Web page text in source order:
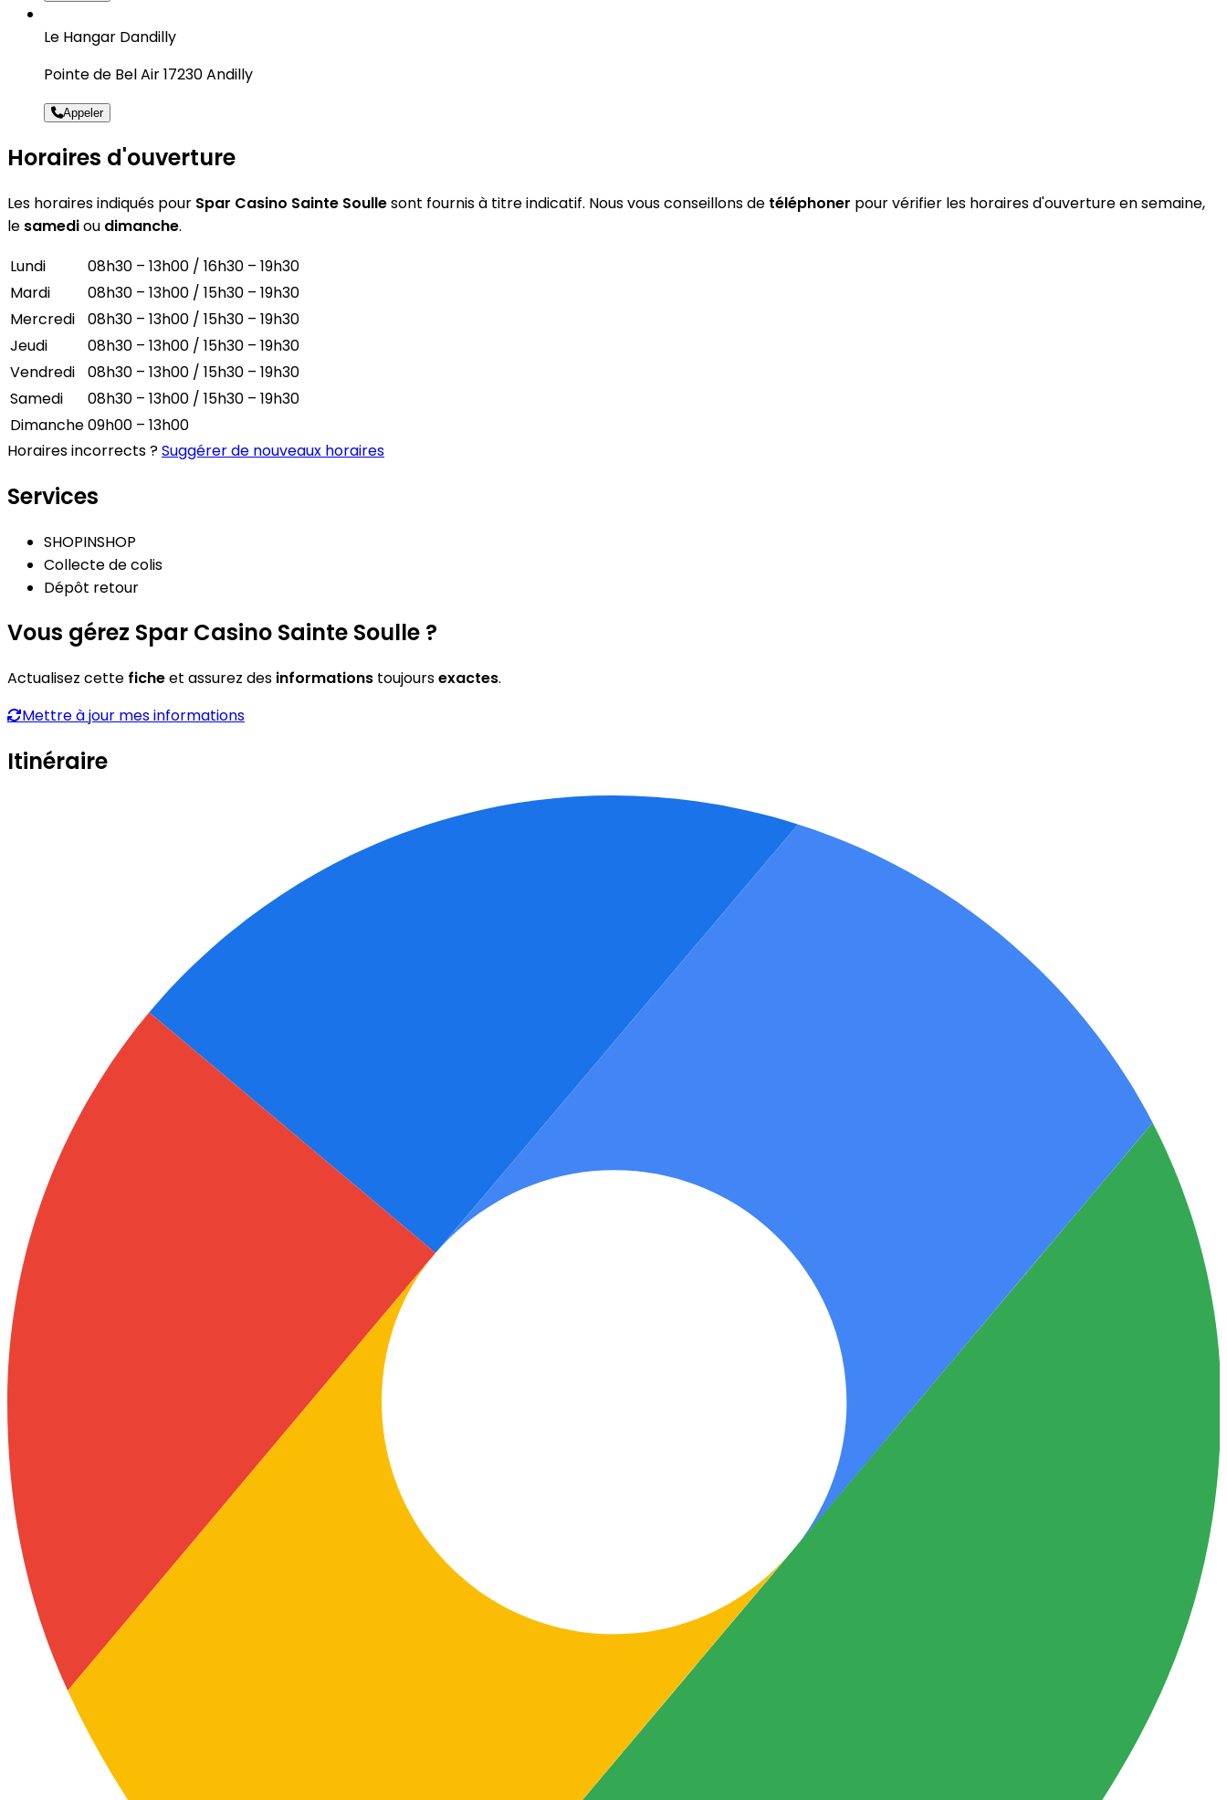
Le Hangar Dandilly
Pointe de Bel Air 17230 Andilly
Appeler
Horaires d'ouverture
Les horaires indiqués pour Spar Casino Sainte Soullesont fournis à titre indicatif. Nous vous conseillons de téléphoner pour vérifier les horaires d'ouverture en semaine,
le samediou dimanche.
Lundi
08h30 – 13h00 / 16h30 – 19h30
Mardi
08h30 – 13h00 / 15h30 – 19h30
Mercredi
08h30 – 13h00 / 15h30 – 19h30
Jeudi
08h30 – 13h00 / 15h30 – 19h30
Vendredi
08h30 – 13h00 / 15h30 – 19h30
Samedi
08h30 – 13h00 / 15h30 – 19h30
Dimanche09h00 – 13h00
Horaires incorrects ?Suggérer de nouveaux horaires
Services
SHOPINSHOP
Collecte de colis
Dépôt retour
Vous gérez Spar Casino Sainte Soulle ?
Actualisez cette ficheet assurez des informations toujoursexactes.
Mettre à jour mes informations
Itinéraire